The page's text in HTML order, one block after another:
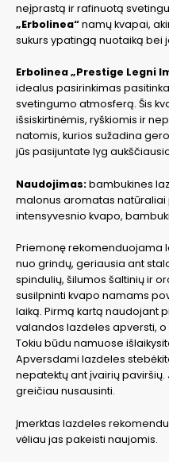
neįprastą ir rafinuotą
„Erbolinea“namų kvapai,
sukurs ypatingą nuotaiką bei
Erbolinea „Prestige Legni
idealus pasirinkimas
svetingumo atmosferą. Šis
išsiskirtinėmis, ryškiomis ir
natomis, kurios sužadina
jūs pasijuntate lyg
Naudojimas:bambukines
malonus aromatas natūraliai
intensyvesnio kvapo,
Priemonę rekomenduojama
nuo grindų, geriausia ant
spindulių, šilumos šaltinių ir
susilpninti kvapo namams
laiką. Pirmą kartą naudojant
valandos lazdeles apversti,
Tokiu būdu namuose
Apversdami lazdeles
nepatektų ant įvairių paviršių.
greičiau nusausinti.
Įmerktas lazdeles
vėliau jas pakeisti naujomis.